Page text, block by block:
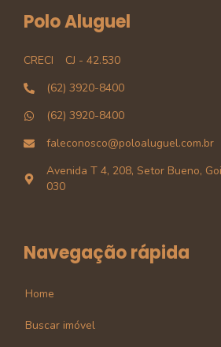
Polo Aluguel
CRECI
CJ - 42.530
(62) 3920-8400
(62) 3920-8400
faleconosco@poloaluguel.com.br
Avenida T 4, 208, Setor Bueno,
030
Navegação rápida
Home
Buscar imóvel